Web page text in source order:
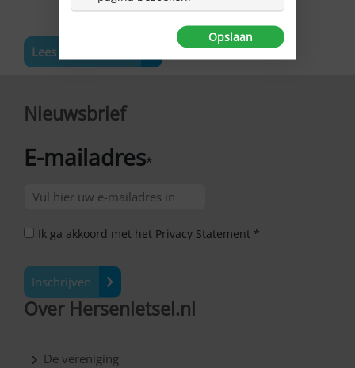
Lees meer nieuws
Nieuwsbrief
E-mailadres*
Ik ga akkoord met het Privacy Statement *
Inschrijven
Over Hersenletsel.nl
De vereniging
Opslaan